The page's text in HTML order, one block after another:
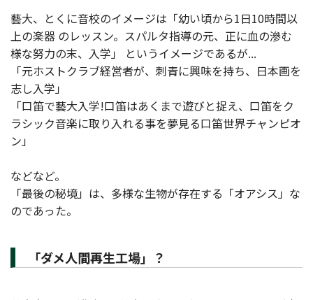
藝大、とくに音校のイメージは「幼い頃から1日10時間以
上の楽器 のレッスン。スパルタ指導の元、正に血の滲む
様な努力の末、入学」 というイメージであるが...
「元ホストクラブ経営者が、刺青に興味を持ち、日本画を
志し入学」
「口笛で藝大入学!口笛はあくまで遊びと捉え、口笛をク
ラシック音楽に取り入れる事を夢見る口笛世界チャンピオ
ン」
などなど。
「最後の秘境」は、多様な生物が存在する「オアシス」な
のであった。
「ダメ人間再生工場」？